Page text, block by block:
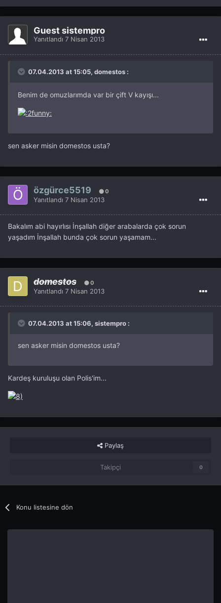
Guest sistempro
Yanıtlandı 7 Nisan 2013
07.04.2013 at 15:05, domestos :
Benim de omuzlarımda var bir çift V kayışı...
sen asker misin domestos usta?
özgürce5519 0
Yanıtlandı 7 Nisan 2013
Bakalım abi hayırlısı İnşallah diğer arabalarda çok sorun
yaşadım İnşallah bunda çok sorun yaşamam...
domestos 0
Yanıtlandı 7 Nisan 2013
07.04.2013 at 15:06, sistempro :
sen asker misin domestos usta?
Kardeş kuruluşu olan Polis'im...
Paylaş
Takipçi 0
Konu listesine dön